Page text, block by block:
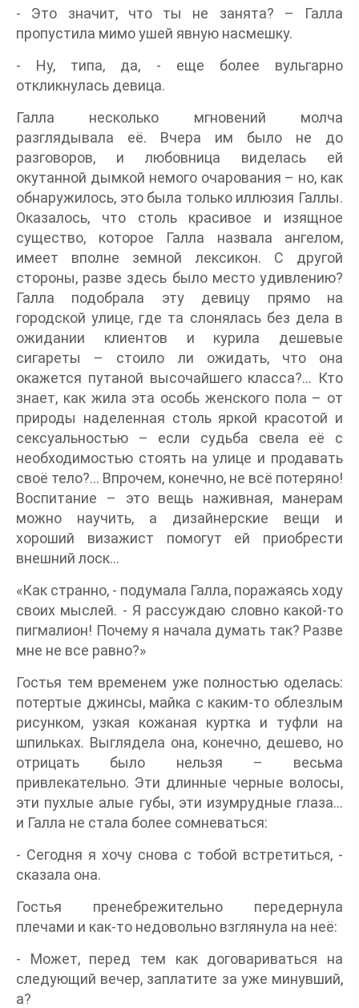
- Это значит, что ты не занята? – Галла
пропустила мимо ушей явную насмешку.
- Ну, типа, да, - еще более вульгарно
откликнулась девица.
Галла несколько мгновений молча
разглядывала её. Вчера им было не до
разговоров, и любовница виделась ей
окутанной дымкой немого очарования – но, как
обнаружилось, это была только иллюзия Галлы.
Оказалось, что столь красивое и изящное
существо, которое Галла назвала ангелом,
имеет вполне земной лексикон. С другой
стороны, разве здесь было место удивлению?
Галла подобрала эту девицу прямо на
городской улице, где та слонялась без дела в
ожидании клиентов и курила дешевые
сигареты – стоило ли ожидать, что она
окажется путаной высочайшего класса?… Кто
знает, как жила эта особь женского пола – от
природы наделенная столь яркой красотой и
сексуальностью – если судьба свела её с
необходимостью стоять на улице и продавать
своё тело?… Впрочем, конечно, не всё потеряно!
Воспитание – это вещь наживная, манерам
можно научить, а дизайнерские вещи и
хороший визажист помогут ей приобрести
внешний лоск…
«Как странно, - подумала Галла, поражаясь ходу
своих мыслей. - Я рассуждаю словно какой-то
пигмалион! Почему я начала думать так? Разве
мне не все равно?»
Гостья тем временем уже полностью оделась:
потертые джинсы, майка с каким-то облезлым
рисунком, узкая кожаная куртка и туфли на
шпильках. Выглядела она, конечно, дешево, но
отрицать было нельзя – весьма
привлекательно. Эти длинные черные волосы,
эти пухлые алые губы, эти изумрудные глаза…
и Галла не стала более сомневаться:
- Сегодня я хочу снова с тобой встретиться, -
сказала она.
Гостья пренебрежительно передернула
плечами и как-то недовольно взглянула на неё:
- Может, перед тем как договариваться на
следующий вечер, заплатите за уже минувший,
а?